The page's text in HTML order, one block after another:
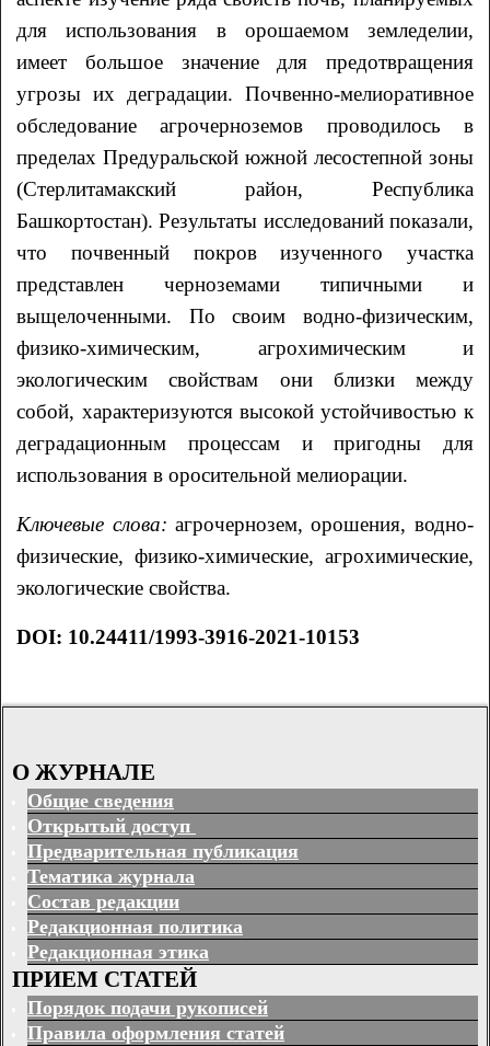
для использования в орошаемом земледелии,
имеет большое значение для предотвращения
угрозы их деградации. Почвенно-мелиоративное
обследование агрочерноземов проводилось в
пределах Предуральской южной лесостепной зоны
(Стерлитамакский район, Республика
Башкортостан). Результаты исследований показали,
что почвенный покров изученного участка
представлен черноземами типичными и
выщелоченными. По своим водно-физическим,
физико-химическим, агрохимическим и
экологическим свойствам они близки между
собой, характеризуются высокой устойчивостью к
деградационным процессам и пригодны для
использования в оросительной мелиорации.
Ключевые слова: агрочернозем, орошения, водно-
физические, физико-химические, агрохимические,
экологические свойства.
DOI: 10.24411/1993-3916-2021-10153
О ЖУРНАЛЕ
Общие сведения
Открытый доступ
Предварительная публикация
Тематика журнала
Состав редакции
Редакционная политика
Редакционная этика
ПРИЕМ СТАТЕЙ
Порядок подачи рукописей
Правила оформления статей